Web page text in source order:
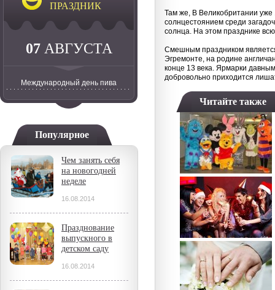
ПРАЗДНИК
07 АВГУСТА
Международный день пива
Популярное
Чем занять себя
на новогодней
неделе
16.08.2014
Празднование
выпускного в
детском саду
16.08.2014
Там же, В Великобритании
солнцестоянием среди
солнца. На этом празднике
Смешным праздником
Эгремонте, на родине
конце 13 века. Ярмарки
добровольно приходится
Читайте также